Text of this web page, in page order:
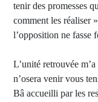
tenir des promesses
comment les réaliser
l’opposition ne
L’unité retrouvée
n’osera venir vous
Bâ accueilli par les